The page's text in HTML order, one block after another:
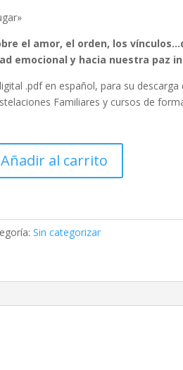
el amor, el orden, los
emocional y hacia nuestra paz
.pdf en español, para su descarga
Familiares y cursos de
Añadir al carrito
Sin categorizar